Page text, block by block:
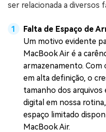
ser relacionada a diversos
Falta de Espaço de
Um motivo evidente
MacBook Air é a
armazenamento. Com
em alta definição, o
tamanho dos arquivos
digital em nossa
espaço limitado
MacBook Air.